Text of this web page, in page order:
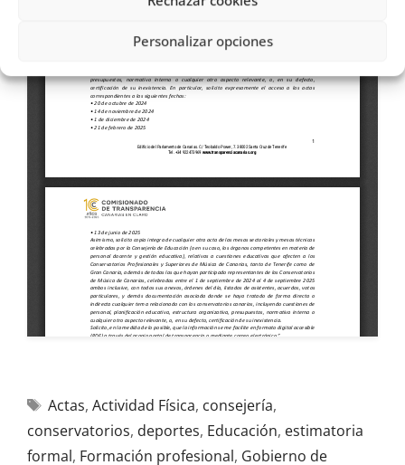
Personalizar opciones
Actas, Actividad Física, consejería,
conservatorios, deportes, Educación, estimatoria
formal, Formación profesional, Gobierno de